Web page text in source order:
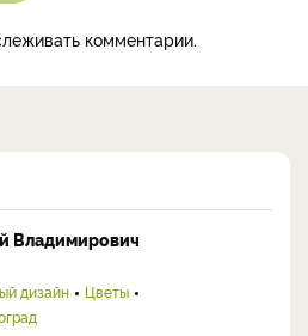
комментарии.
Владимирович
дизайн
Цветы